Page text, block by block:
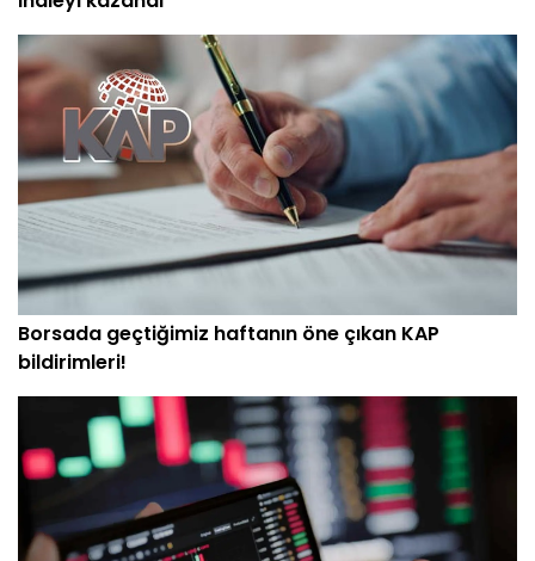
Borsada geçtiğimiz haftanın öne çıkan KAP
bildirimleri!